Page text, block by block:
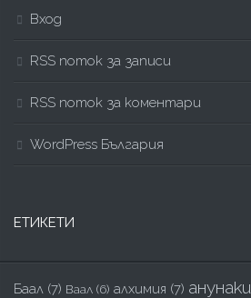
Вход
RSS поток за записи
RSS поток за коментари
WordPress България
ЕТИКЕТИ
Баал (7) Ваал (6) алхимия (7) анунаки